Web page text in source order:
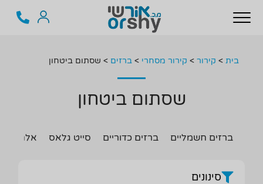
בית > קירור > קירור מסחרי >ברזים > שסתום ביטחון
שסתום ביטחון
ברזים חשמליים ברזים כדוריים סייט גלאס
סינונים